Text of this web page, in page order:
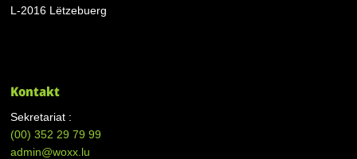
L-2016 Lëtzebuerg
Kontakt
Sekretariat :
(00)352 29 79 99
admin@woxx.lu